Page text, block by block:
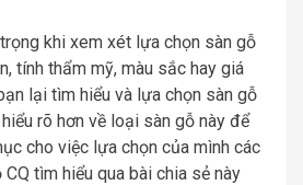
khi xem xét lựa chọn sàn gỗ
tính thẩm mỹ, màu sắc hay giá
lại tìm hiểu và lựa chọn sàn gỗ
rõ hơn về loại sàn gỗ này để
cho việc lựa chọn của mình các
tìm hiểu qua bài chia sẻ này